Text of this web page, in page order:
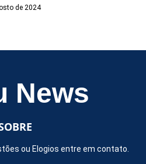
de 2024
News
ou Elogios entre em contato.